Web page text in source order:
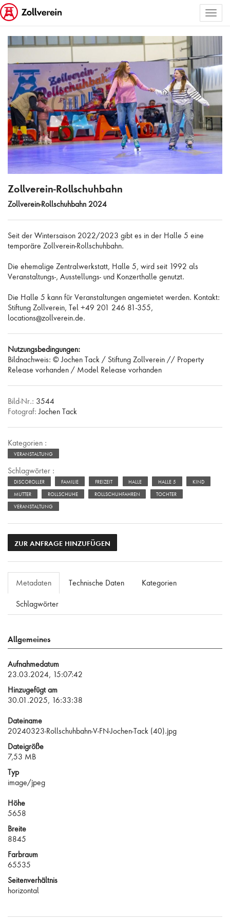
ALLE BILDER AUSWÄHLEN
Zollverein-Rollschuhbahn
Zollverein-Rollschuhbahn 2024
Seit der Wintersaison 2022/2023 gibt es in der Halle 5 eine
temporäre Zollverein-Rollschuhbahn.
Die ehemalige Zentralwerkstatt, Halle 5, wird seit 1992 als
Veranstaltungs-, Ausstellungs- und Konzerthalle genutzt.
Die Halle 5 kann für Veranstaltungen angemietet werden. Kontakt:
Stiftung Zollverein, Tel +49 201 246 81-355,
locations@zollverein.de.
Nutzungsbedingungen:
Bildnachweis: © Jochen Tack / Stiftung Zollverein // Property
Release vorhanden / Model Release vorhanden
Bild-Nr.: 3544
Fotograf: Jochen Tack
Kategorien :
VERANSTALTUNG
Schlagwörter :
DISCOROLLER FAMILIE FREIZEIT HALLE HALLE 5 KIND
MUTTER ROLLSCHUHE ROLLSCHUHFAHREN TOCHTER
VERANSTALTUNG
ZUR ANFRAGE HINZUFÜGEN
Metadaten Technische Daten Kategorien
Schlagwörter
Allgemeines
Aufnahmedatum
23.03.2024, 15:07:42
Hinzugefügt am
30.01.2025, 16:33:38
Dateiname
20240323-Rollschuhbahn-V-FN-Jochen-Tack (40).jpg
Dateigröße
7,53 MB
Typ
image/jpeg
Höhe
5658
Breite
8845
Farbraum
65535
Seitenverhältnis
horizontal